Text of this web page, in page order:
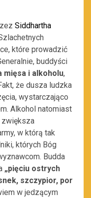
Siddhartha
które prowadzić
buddyści
mięsa i alkoholu,
że dusza ludzka
wystarczająco
Alkohol natomiast
zwiększa
w którą tak
których Bóg
Budda
„pięciu ostrych
szczypior, por
w jedzącym